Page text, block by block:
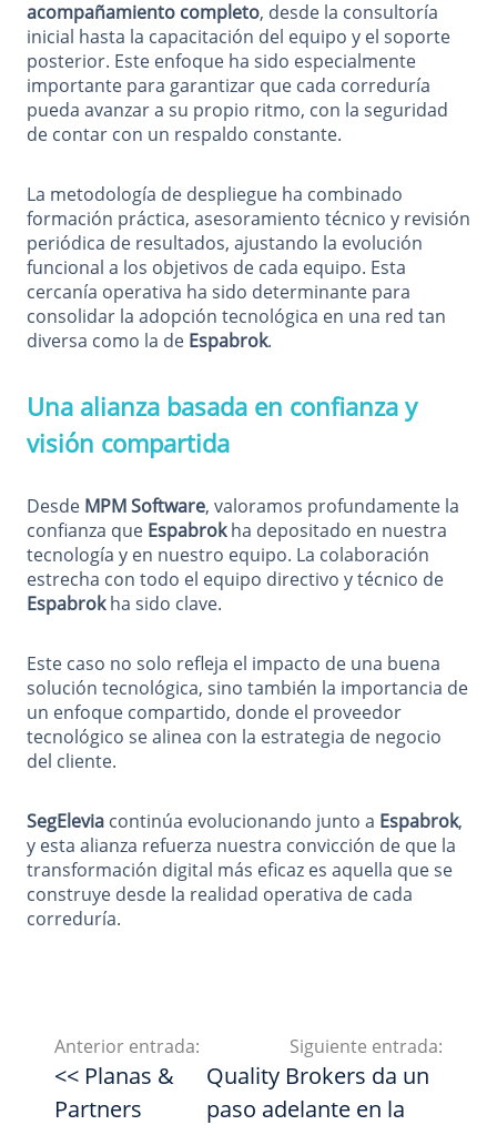
acompañamiento completo, desde la consultoría
inicial hasta la capacitación del equipo y el soporte
posterior. Este enfoque ha sido especialmente
importante para garantizar que cada correduría
pueda avanzar a su propio ritmo, con la seguridad
de contar con un respaldo constante.
La metodología de despliegue ha combinado
formación práctica, asesoramiento técnico y revisión
periódica de resultados, ajustando la evolución
funcional a los objetivos de cada equipo. Esta
cercanía operativa ha sido determinante para
consolidar la adopción tecnológica en una red tan
diversa como la de Espabrok.
Una alianza basada en confianza y
visión compartida
Desde MPM Software, valoramos profundamente la
confianza que Espabrokha depositado en nuestra
tecnología y en nuestro equipo. La colaboración
estrecha con todo el equipo directivo y técnico de
Espabrokha sido clave.
Este caso no solo refleja el impacto de una buena
solución tecnológica, sino también la importancia de
un enfoque compartido, donde el proveedor
tecnológico se alinea con la estrategia de negocio
del cliente.
SegElevia continúa evolucionando junto a Espabrok,
y esta alianza refuerza nuestra convicción de que la
transformación digital más eficaz es aquella que se
construye desde la realidad operativa de cada
correduría.
Anterior entrada:
<< Planas &
Partners
Siguiente entrada:
Quality Brokers da un
paso adelante en la